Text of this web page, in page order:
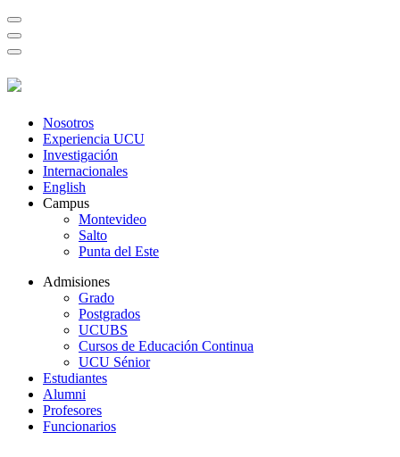
Nosotros
Experiencia UCU
Investigación
Internacionales
English
Campus
Montevideo
Salto
Punta del Este
Admisiones
Grado
Postgrados
UCUBS
Cursos de Educación Continua
UCU Sénior
Estudiantes
Alumni
Profesores
Funcionarios